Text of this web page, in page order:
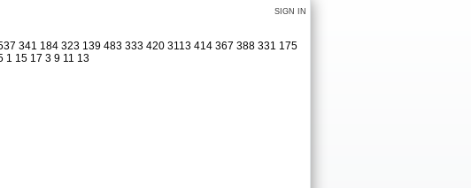
SIGN IN
341 184 323 139 483 333 420 3113 414 367 388 331 175
1 15 17 3 9 11 13